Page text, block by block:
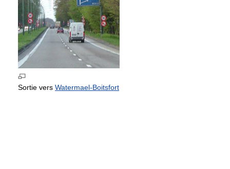
Sortie vers Watermael-Boitsfort